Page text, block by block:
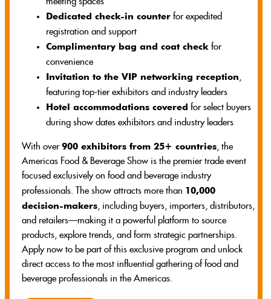
Dedicated check-in counter for expedited
registration and support
Complimentary bag and coat check for
convenience
Invitation to the VIP networking reception,
featuring top-tier exhibitors and industry leaders
Hotel accommodations covered for select buyers
during show dates exhibitors and industry leaders
With over900 exhibitors from 25+ countries, the
Americas Food & Beverage Show is the premier trade event
focused exclusively on food and beverage industry
professionals. The show attracts more than 10,000
decision-makers, including buyers, importers, distributors,
and retailers—making it a powerful platform to source
products, explore trends, and form strategic partnerships.
Apply now to be part of this exclusive program and unlock
direct access to the most influential gathering of food and
beverage professionals in the Americas.